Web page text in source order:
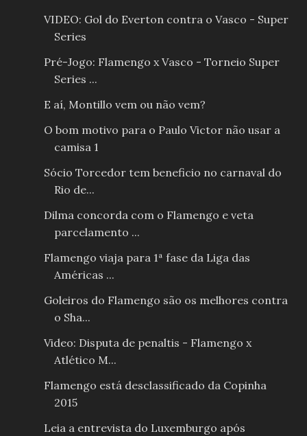
VIDEO: Gol do Everton contra o Vasco - Super
Series
Pré-Jogo: Flamengo x Vasco - Torneio Super
Series ...
E aí, Montillo vem ou não vem?
O bom motivo para o Paulo Victor não usar a
camisa 1
Sócio Torcedor tem beneficio no carnaval do
Rio de...
Dilma concorda com o Flamengo e veta
parcelamento ...
Flamengo viaja para 1ª fase da Liga das
Américas ...
Goleiros do Flamengo são os melhores contra
o Sha...
Video: Disputa de penaltis - Flamengo x
Atlético M...
Flamengo está desclassificado da Copinha
2015
Leia a entrevista do Luxemburgo após